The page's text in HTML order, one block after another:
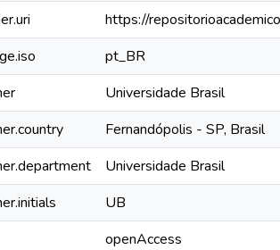
https://
pt_BR
Universidade Brasil
Fernandópolis - SP, Brasil
Universidade Brasil
UB
openAccess